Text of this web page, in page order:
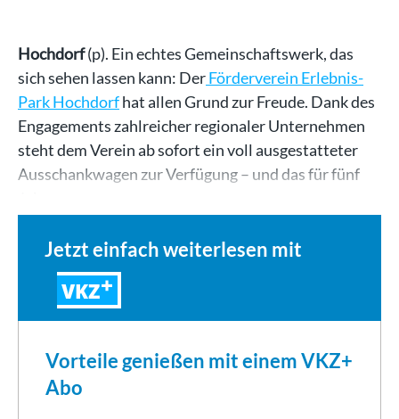
Hochdorf(p). Ein echtes Gemeinschaftswerk, das
sich sehen lassen kann: DerFörderverein Erlebnis-
Park Hochdorfhat allen Grund zur Freude. Dank des
Engagements zahlreicher regionaler Unternehmen
steht dem Verein ab sofort ein voll ausgestatteter
Ausschankwagen zur Verfügung – und das für fünf
Jetzt einfach weiterlesen mit
VKZ
Vorteile genießen mit einem VKZ+
Abo